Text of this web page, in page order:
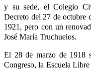
y su sede, el Colegio
Decreto del 27 de octubre
1921, pero con un
José María Truchuelos.
El 28 de marzo de 1918
Congreso, la Escuela